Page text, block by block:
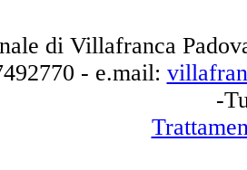
di Villafranca
- e.mail:
-